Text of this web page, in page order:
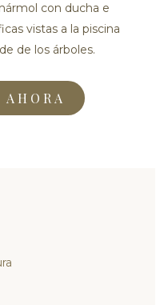
con ducha e
vistas a la piscina
de los árboles.
AHORA